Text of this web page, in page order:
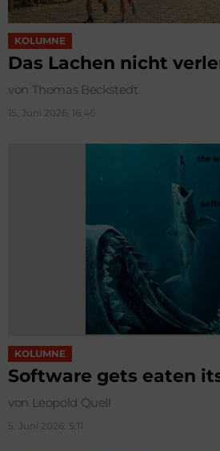
KOLUMNE
Das Lachen nicht
von Thomas Beckstedt
15. Juni 2026, 16:46
KOLUMNE
Software gets eaten
von Leopold Quell
5. Juni 2026, 5:11